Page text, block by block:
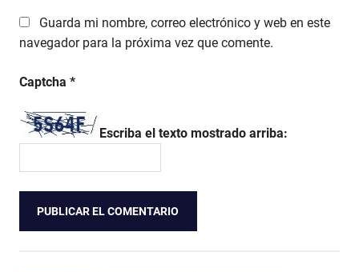
Guarda mi nombre, correo electrónico y web en este
navegador para la próxima vez que comente.
Captcha *
Escriba el texto mostrado arriba: